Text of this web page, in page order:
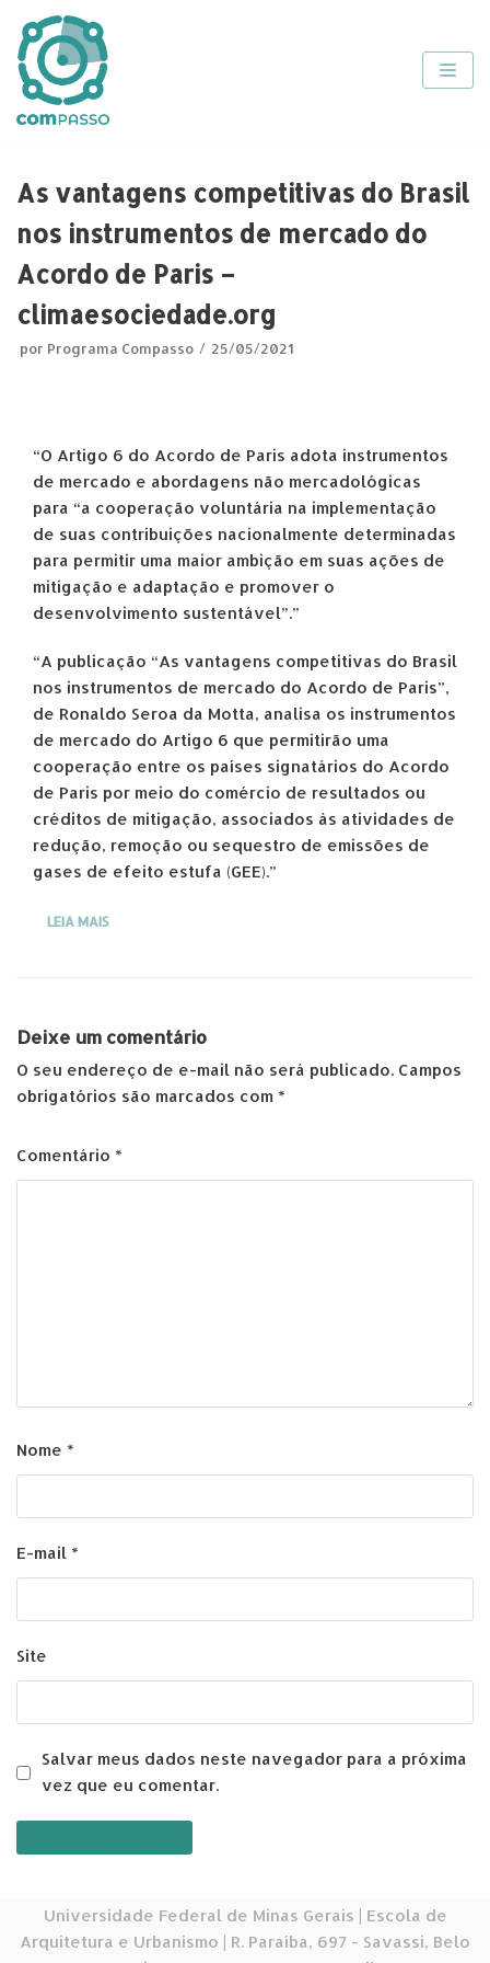
Pular
para
o
As vantagens competitivas do Brasil
nos instrumentos de mercado do
Acordo de Paris –
climaesociedade.org
por Programa Compasso 25/05/2021
“O Artigo 6 do Acordo de Paris adota instrumentos
de mercado e abordagens não mercadológicas
para “a cooperação voluntária na implementação
de suas contribuições nacionalmente determinadas
para permitir uma maior ambição em suas ações de
mitigação e adaptação e promover o
desenvolvimento sustentável”.”
“A publicação “As vantagens competitivas do Brasil
nos instrumentos de mercado do Acordo de Paris”,
de Ronaldo Seroa da Motta, analisa os instrumentos
de mercado do Artigo 6 que permitirão uma
cooperação entre os países signatários do Acordo
de Paris por meio do comércio de resultados ou
créditos de mitigação, associados às atividades de
redução, remoção ou sequestro de emissões de
gases de efeito estufa (GEE).”
LEIA MAIS
Deixe um comentário
O seu endereço de e-mail não será publicado. Campos
obrigatórios são marcados com *
Comentário *
Nome *
E-mail *
Site
Salvar meus dados neste navegador para a próxima
vez que eu comentar.
Universidade Federal de Minas Gerais | Escola de
Arquitetura e Urbanismo | R. Paraíba, 697 - Savassi, Belo